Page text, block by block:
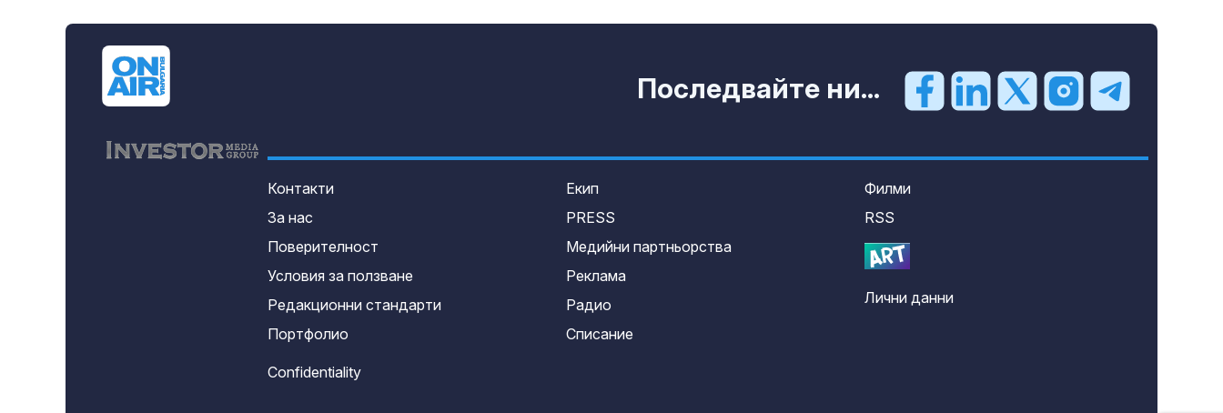
Последвайте ни...
Контакти
За нас
Поверителност
Условия за ползване
Редакционни стандарти
Портфолио
Екип
PRESS
Медийни партньорства
Реклама
Радио
Списание
Филми
RSS
Лични данни
Confidentiality